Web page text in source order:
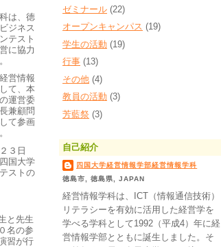
は、徳
ジネス
テスト
に協力
営情報
て、本
運営委
兼顧問
て参画
３日
国大学
ストの
と先生
名の参
習が行
ゼミナール (22)
オープンキャンパス (19)
学生の活動 (19)
行事 (13)
その他 (4)
教員の活動 (3)
芳藍祭 (3)
自己紹介
四国大学経営情報学部経営情報学科
徳島市, 徳島県, JAPAN
経営情報学科は、ICT（情報通信技術）
リテラシーを有効に活用した経営学を
学べる学科として1992（平成4）年に経
営情報学部とともに誕生しました。そ